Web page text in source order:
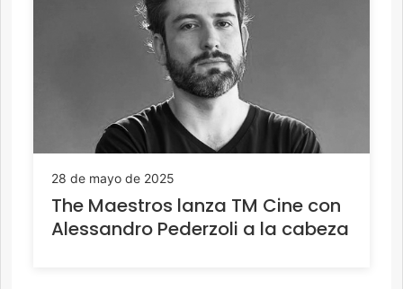
28 de mayo de 2025
The Maestros lanza TM Cine con
Alessandro Pederzoli a la cabeza